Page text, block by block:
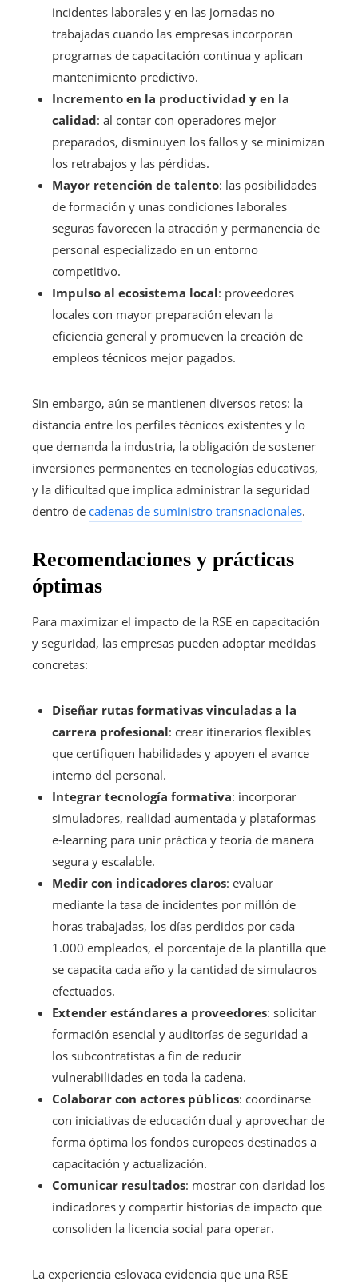
incidentes laborales y en las jornadas no
trabajadas cuando las empresas incorporan
programas de capacitación continua y aplican
mantenimiento predictivo.
Incremento en la productividad y en la
calidad: al contar con operadores mejor
preparados, disminuyen los fallos y se minimizan
los retrabajos y las pérdidas.
Mayor retención de talento: las posibilidades
de formación y unas condiciones laborales
seguras favorecen la atracción y permanencia de
personal especializado en un entorno
competitivo.
Impulso al ecosistema local: proveedores
locales con mayor preparación elevan la
eficiencia general y promueven la creación de
empleos técnicos mejor pagados.
Sin embargo, aún se mantienen diversos retos: la
distancia entre los perfiles técnicos existentes y lo
que demanda la industria, la obligación de sostener
inversiones permanentes en tecnologías educativas,
y la dificultad que implica administrar la seguridad
dentro de cadenas de suministro transnacionales.
Recomendaciones y prácticas
óptimas
Para maximizar el impacto de la RSE en capacitación
y seguridad, las empresas pueden adoptar medidas
concretas:
Diseñar rutas formativas vinculadas a la
carrera profesional: crear itinerarios flexibles
que certifiquen habilidades y apoyen el avance
interno del personal.
Integrar tecnología formativa: incorporar
simuladores, realidad aumentada y plataformas
e-learning para unir práctica y teoría de manera
segura y escalable.
Medir con indicadores claros: evaluar
mediante la tasa de incidentes por millón de
horas trabajadas, los días perdidos por cada
1.000 empleados, el porcentaje de la plantilla que
se capacita cada año y la cantidad de simulacros
efectuados.
Extender estándares a proveedores: solicitar
formación esencial y auditorías de seguridad a
los subcontratistas a fin de reducir
vulnerabilidades en toda la cadena.
Colaborar con actores públicos: coordinarse
con iniciativas de educación dual y aprovechar de
forma óptima los fondos europeos destinados a
capacitación y actualización.
Comunicar resultados: mostrar con claridad los
indicadores y compartir historias de impacto que
consoliden la licencia social para operar.
La experiencia eslovaca evidencia que una RSE